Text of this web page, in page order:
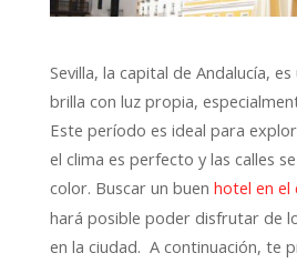
Sevilla, la capital de Andalucía,
brilla con luz propia,
Este período es ideal para
el clima es perfecto y las calles
color. Buscar un buen hotel en el
hará posible poder disfrutar de
en la ciudad. A continuación, te